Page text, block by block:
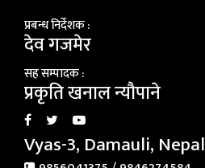
प्रबन्ध निर्देशक :
देव गजमेर
सह सम्पादक :
प्रकृति खनाल न्यौपाने
Vyas-3, Damauli, Nepal